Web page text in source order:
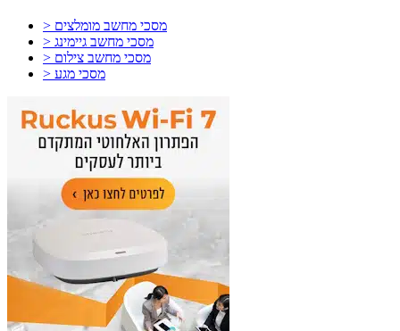
> מסכי מחשב מומלצים
> מסכי מחשב גיימינג
> מסכי מחשב צילום
> מסכי מגע